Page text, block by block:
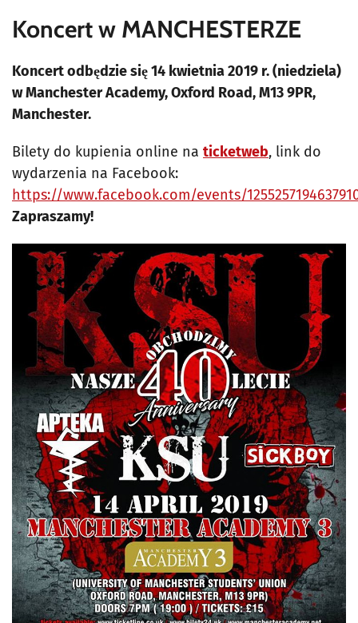
Koncert w MANCHESTERZE
Koncert odbędzie się 14 kwietnia 2019 r. (niedziela)
w Manchester Academy, Oxford Road, M13 9PR,
Manchester.
Bilety do kupienia online na ticketweb, link do
wydarzenia na Facebook:
https://www.facebook.com/events/
Zapraszamy!